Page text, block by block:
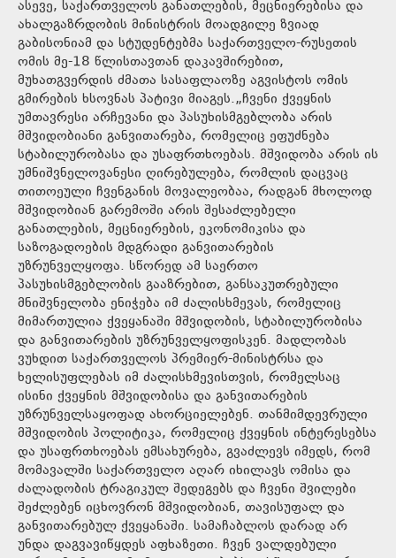
ასევე, საქართველოს განათლების, მეცნიერებისა და
ახალგაზრდობის მინისტრის მოადგილე ზვიად
გაბისონიამ და სტუდენტებმა საქართველო-რუსეთის
ომის მე-18 წლისთავთან დაკავშირებით,
მუხათგვერდის ძმათა სასაფლაოზე აგვისტოს ომის
გმირების ხსოვნას პატივი მიაგეს.„ჩვენი ქვეყნის
უმთავრესი არჩევანი და პასუხისმგებლობა არის
მშვიდობიანი განვითარება, რომელიც ეფუძნება
სტაბილურობასა და უსაფრთხოებას. მშვიდობა არის ის
უმნიშვნელოვანესი ღირებულება, რომლის დაცვაც
თითოეული ჩვენგანის მოვალეობაა, რადგან მხოლოდ
მშვიდობიან გარემოში არის შესაძლებელი
განათლების, მეცნიერების, ეკონომიკისა და
საზოგადოების მდგრადი განვითარების
უზრუნველყოფა. სწორედ ამ საერთო
პასუხისმგებლობის გააზრებით, განსაკუთრებული
მნიშვნელობა ენიჭება იმ ძალისხმევას, რომელიც
მიმართულია ქვეყანაში მშვიდობის, სტაბილურობისა
და განვითარების უზრუნველყოფისკენ. მადლობას
ვუხდით საქართველოს პრემიერ-მინისტრსა და
ხელისუფლებას იმ ძალისხმევისთვის, რომელსაც
ისინი ქვეყნის მშვიდობისა და განვითარების
უზრუნველსაყოფად ახორციელებენ. თანმიმდევრული
მშვიდობის პოლიტიკა, რომელიც ქვეყნის ინტერესებსა
და უსაფრთხოებას ემსახურება, გვაძლევს იმედს, რომ
მომავალში საქართველო აღარ იხილავს ომისა და
ძალადობის ტრაგიკულ შედეგებს და ჩვენი შვილები
შეძლებენ იცხოვრონ მშვიდობიან, თავისუფალ და
განვითარებულ ქვეყანაში. სამაჩაბლოს დარად არ
უნდა დაგვავიწყდეს აფხაზეთი. ჩვენ ვალდებული